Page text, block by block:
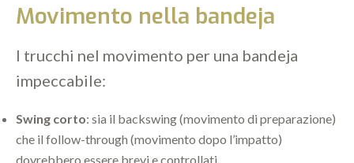
Movimento nella bandeja
I trucchi nel movimento per una bandeja
impeccabile:
Swing corto: sia il backswing (movimento di preparazione)
che il follow-through (movimento dopo l’impatto)
dovrebbero essere brevi e controllati.